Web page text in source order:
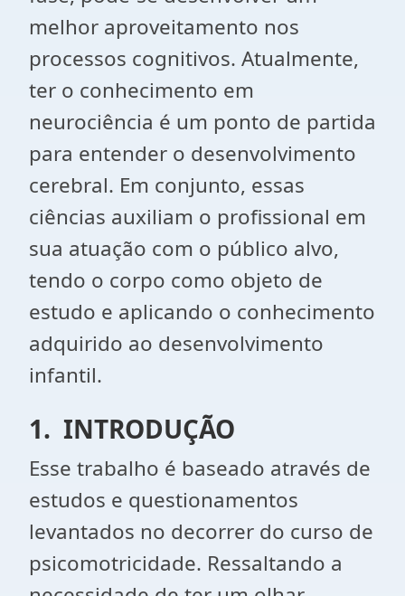
melhor aproveitamento nos
processos cognitivos. Atualmente,
ter o conhecimento em
neurociência é um ponto de partida
para entender o desenvolvimento
cerebral. Em conjunto, essas
ciências auxiliam o profissional em
sua atuação com o público alvo,
tendo o corpo como objeto de
estudo e aplicando o conhecimento
adquirido ao desenvolvimento
infantil.
1. INTRODUÇÃO
Esse trabalho é baseado através de
estudos e questionamentos
levantados no decorrer do curso de
psicomotricidade. Ressaltando a